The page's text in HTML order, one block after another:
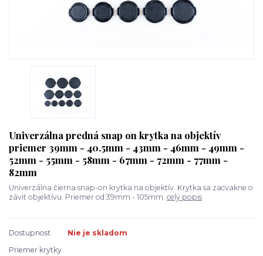
Univerzálna predná snap on krytka na objektív
priemer 39mm - 40.5mm - 43mm - 46mm - 49mm -
52mm - 55mm - 58mm - 67mm - 72mm - 77mm -
82mm
Univerzálna čierna snap-on krytka na objektív. Krytka sa zacvakne o
závit objektívu. Priemer od 39mm - 105mm. celý popis
Dostupnosť
Nie je skladom
Priemer krytky